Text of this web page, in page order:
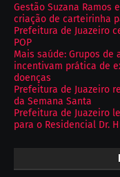
Gestão Suzana
criação de carteirinha
Prefeitura de Juazeiro
POP
Mais saúde: Grupos
incentivam prática de
doenças
Prefeitura de Juazeiro
da Semana Santa
Prefeitura de Juazeiro
para o Residencial Dr.